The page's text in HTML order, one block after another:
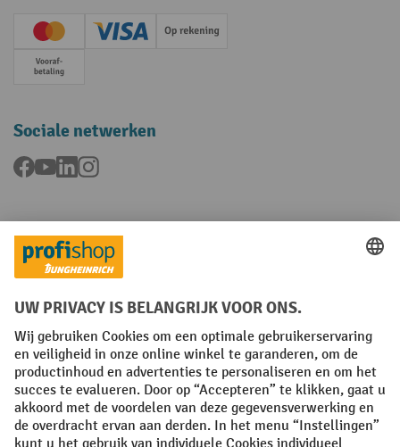
Creditcard (Master)Creditcard (Visa)Op rekening
Vooruitbetaling
Sociale netwerken
Facebook
YouTubeLinkedInInstagram
Talen
FR NL
Algemene verkoopvoorwaarden Copyright
Privacyverklaring Privacy-instellingen
All prices excl. VAT plusshipping costs and possible delivery charges,
if not stated otherwise.